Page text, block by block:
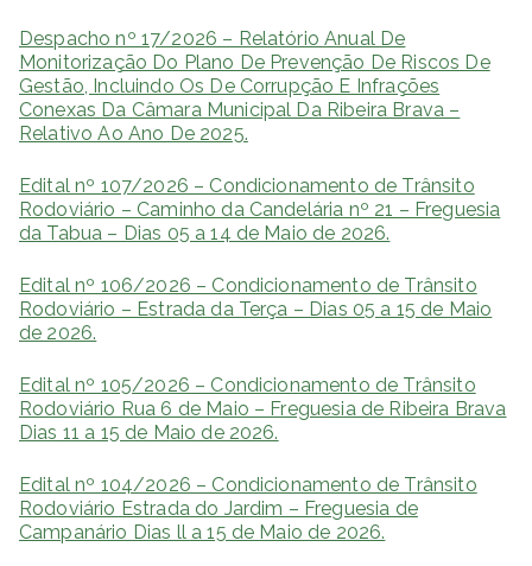
Despacho nº 17/2026 – Relatório Anual De
Monitorização Do Plano De Prevenção De Riscos De
Gestão, Incluindo Os De Corrupção E Infrações
Conexas Da Câmara Municipal Da Ribeira Brava –
Relativo Ao Ano De 2025.
Edital nº 107/2026 – Condicionamento de Trânsito
Rodoviário – Caminho da Candelária nº 21 – Freguesia
da Tabua – Dias 05 a 14 de Maio de 2026.
Edital nº 106/2026 – Condicionamento de Trânsito
Rodoviário – Estrada da Terça – Dias 05 a 15 de Maio
de 2026.
Edital nº 105/2026 – Condicionamento de Trânsito
Rodoviário Rua 6 de Maio – Freguesia de Ribeira Brava
Dias 11 a 15 de Maio de 2026.
Edital nº 104/2026 – Condicionamento de Trânsito
Rodoviário Estrada do Jardim – Freguesia de
Campanário Dias ll a 15 de Maio de 2026.